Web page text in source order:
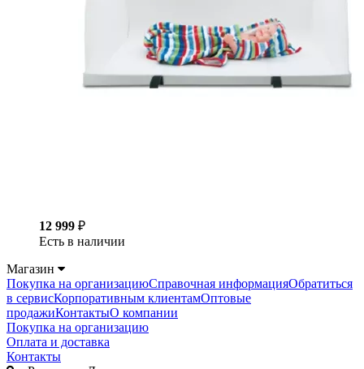
12 999 ₽
Есть в наличии
Магазин
Покупка на организациюСправочная информацияОбратиться
в сервисКорпоративным клиентамОптовые
продажиКонтактыО компании
Покупка на организацию
Оплата и доставка
Контакты